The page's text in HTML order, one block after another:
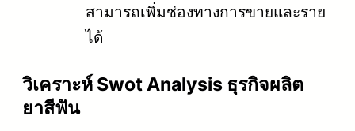
สามารถเพิ่มช่องทางการขายและราย
ได้
วิเคราะห์ Swot Analysis ธุรกิจผลิต
ยาสีฟัน